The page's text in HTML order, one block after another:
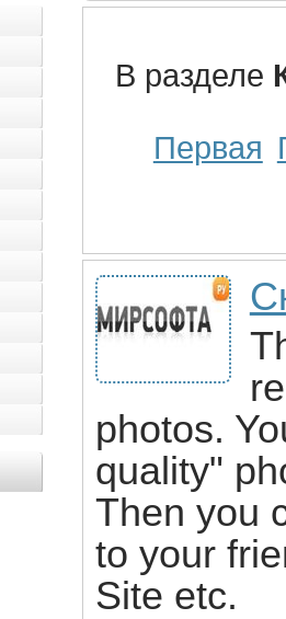
В разделе
Первая
photos.
quality"
Then you
to your
Site etc.